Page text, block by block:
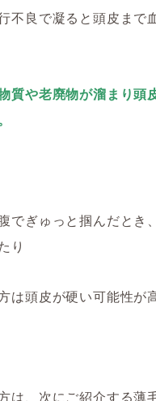
不良で凝ると頭皮まで
質や老廃物が溜まり頭
でぎゅっと掴んだとき
り
は頭皮が硬い可能性が
は、次にご紹介する薄